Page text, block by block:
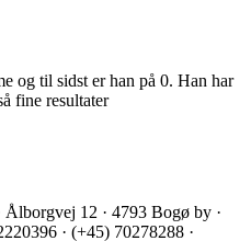
og til sidst er han på 0. Han har
fine resultater
12 · 4793 Bogø by ·
· (+45) 70278288 ·